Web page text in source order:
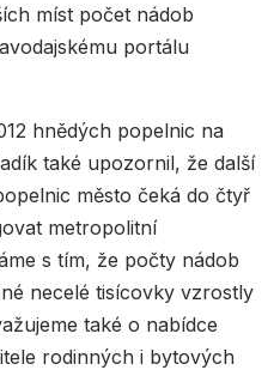
míst počet nádob
portálu
hnědých popelnic na
také upozornil, že další
město čeká do čtyř
metropolitní
s tím, že počty nádob
necelé tisícovky vzrostly
také o nabídce
rodinných i bytových